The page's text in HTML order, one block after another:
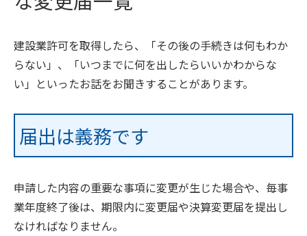
建設業許可を取得したら、「その後の手続きは何もわか
らない」、「いつまでに何を出したらいいかわからな
い」といったお話をお聞きすることがあります。
届出は義務です
申請した内容の重要な事項に変更が生じた場合や、毎事
業年度終了後は、期限内に変更届や決算変更届を提出し
なければなりません。